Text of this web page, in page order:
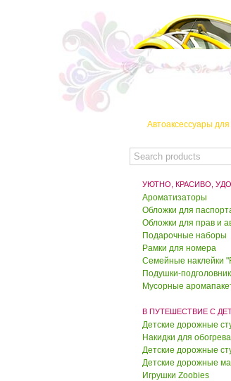
Автоаксессуары
УЮТНО, КРАСИВО,
Ароматизаторы
Обложки для
Обложки для прав и
Подарочные наборы
Рамки для номера
Семейные наклейки
Подушки-
Мусорные
В ПУТЕШЕСТВИЕ С
Детские дорожные
Накидки для
Детские дорожные
Детские дорожные
Игрушки Zoobies
2180.00
1800.00
Набор
2180.00
1800.00
Обложка
650.00 руб.
550.00
Обложка
600.00 руб.
500.00
Дорожный
стульчик